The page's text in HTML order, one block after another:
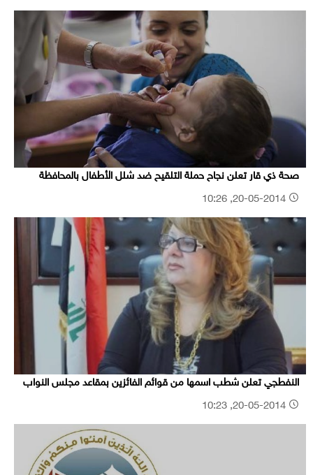
صحة ذي قار تعلن نجاح حملة التلقيح ضد شلل الأطفال بالمحافظة
النفطجي تعلن شطب اسمها من قوائم الفائزين بمقاعد مجلس النواب